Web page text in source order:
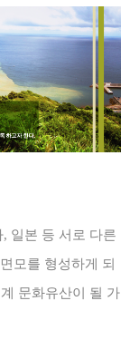
일본 등 서로 다른
모를 형성하게 되
문화유산이 될 가